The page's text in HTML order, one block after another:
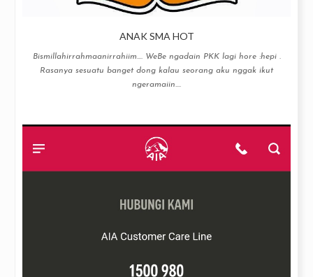
ANAK SMA HOT
Bismillahirrahmaanirrahiim…. WeBe ngadain PKK lagi hore :hepi .
Rasanya sesuatu banget dong kalau seorang aku nggak ikut
ngeramaiin....